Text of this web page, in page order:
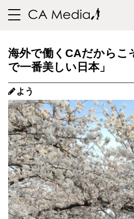
toggle
海外で働くCAだからこ
で一番美しい日本」
よう